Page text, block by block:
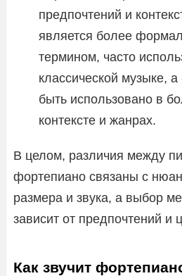
предпочтений и
является более
термином, часто
классической музыке,
быть использовано в
контексте и жанрах.
В целом, различия между
фортепиано связаны с
размера и звука, а выбор
зависит от предпочтений и
Как звучит